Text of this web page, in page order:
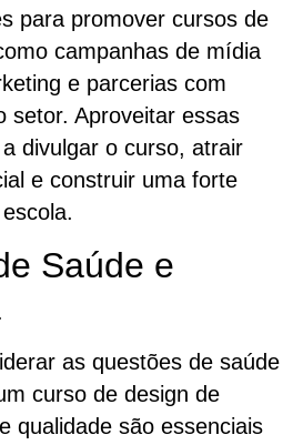
para promover cursos de
campanhas de mídia
e parcerias com
setor. Aproveitar essas
divulgar o curso, atrair
e construir uma forte
Saúde e
as questões de saúde
curso de design de
qualidade são essenciais